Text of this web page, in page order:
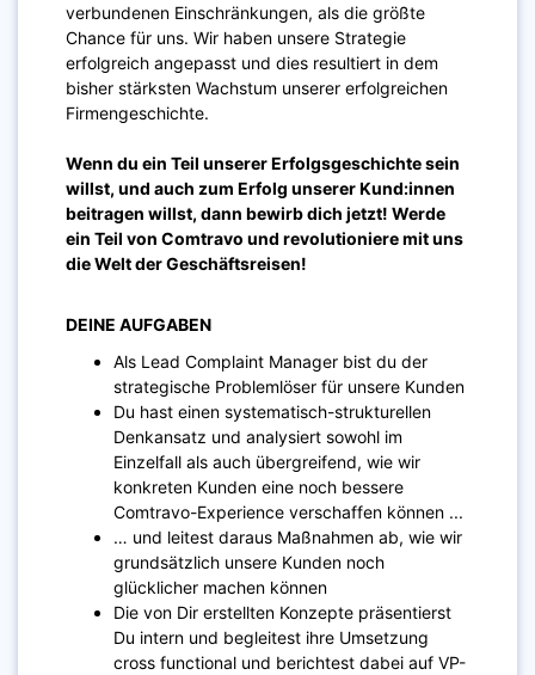
verbundenen Einschränkungen, als die größte
Chance für uns. Wir haben unsere Strategie
erfolgreich angepasst und dies resultiert in dem
bisher stärksten Wachstum unserer erfolgreichen
Firmengeschichte.
Wenn du ein Teil unserer Erfolgsgeschichte sein
willst, und auch zum Erfolg unserer Kund:innen
beitragen willst, dann bewirb dich jetzt! Werde
ein Teil von Comtravo und revolutioniere mit uns
die Welt der Geschäftsreisen!
DEINE AUFGABEN
Als Lead Complaint Manager bist du der
strategische Problemlöser für unsere Kunden
Du hast einen systematisch-strukturellen
Denkansatz und analysiert sowohl im
Einzelfall als auch übergreifend, wie wir
konkreten Kunden eine noch bessere
Comtravo-Experience verschaffen können ...
… und leitest daraus Maßnahmen ab, wie wir
grundsätzlich unsere Kunden noch
glücklicher machen können
Die von Dir erstellten Konzepte präsentierst
Du intern und begleitest ihre Umsetzung
cross functional und berichtest dabei auf VP-